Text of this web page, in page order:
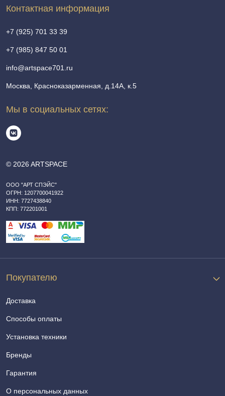
© 2026 ARTSPACE
ООО "АРТ СПЭЙС"
ОГРН: 1207700041922
ИНН: 7727438840
КПП: 772201001
Покупателю
Доставка
Способы оплаты
Установка техники
Бренды
Гарантия
О персональных данных
Контактная информация
+7 (925) 701 33 39
+7 (985) 847 50 01
info@artspace701.ru
Москва, Красноказарменная, д.14А, к.5
Мы в социальных сетях: